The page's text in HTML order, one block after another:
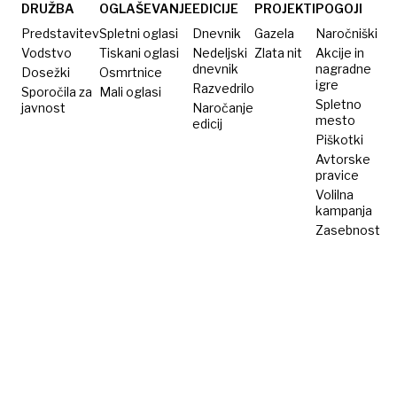
do
zmage
proti
Srbiji
DRUŽBA
Predstavitev
Vodstvo
Dosežki
Sporočila za
javnost
OGLAŠEVANJE
Spletni oglasi
Tiskani oglasi
Osmrtnice
Mali oglasi
EDICIJE
Dnevnik
Nedeljski
dnevnik
Razvedrilo
Naročanje
edicij
PROJEKTI
Gazela
Zlata nit
POGOJI
Naročniški
Akcije in
nagradne
igre
Spletno
mesto
Piškotki
Avtorske
pravice
Volilna
kampanja
Zasebnost